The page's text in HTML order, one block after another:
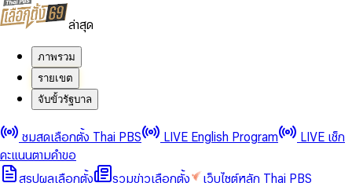
ล่าสุด
ภาพรวม
รายเขต
จับขั้วรัฐบาล
ชมสดเลือกตั้ง Thai PBS LIVE English Program
LIVE เช็ก
คะแนนตามคำขอ
สรุปผลเลือกตั้ง
รวมข่าวเลือกตั้ง
เว็บไซต์หลัก Thai PBS
0
1
2
3
0
1
2
0
1 0